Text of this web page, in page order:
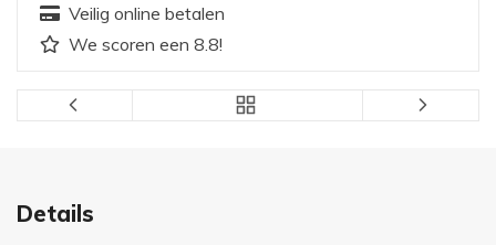
Veilig online betalen
We scoren een 8.8!
Details